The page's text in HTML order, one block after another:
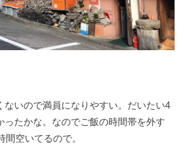
ないので満員になりやすい。だいたい4
ったかな。なのでご飯の時間帯を外す
間空いてるので。